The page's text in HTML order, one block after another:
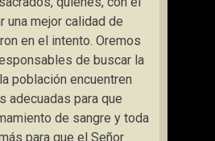
una mejor calidad de
en el intento. Oremos
de buscar la
población encuentren
adecuadas para que
de sangre y toda
para que el Señor